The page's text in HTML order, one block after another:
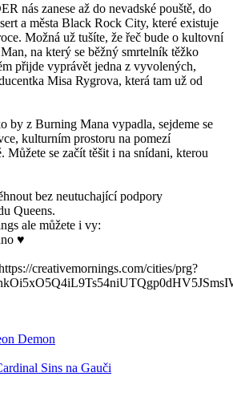
nás zanese až do nevadské pouště, do
a města Black Rock City, které existuje
Možná už tušíte, že řeč bude o kultovní
na který se běžný smrtelník těžko
přijde vyprávět jedna z vyvolených,
Misa Rygrova, která tam už od
by z Burning Mana vypadla, sejdeme se
kulturním prostoru na pomezí
Můžete se začít těšit i na snídani, kterou
bez neutuchající podpory
Queens.
ale můžete i vy:
♥
creativemornings.com/cities/prg?
Demon
Sins na Gauči